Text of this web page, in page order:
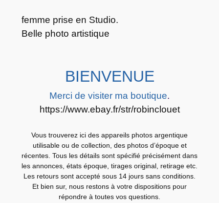
e
s
t
femme prise en Studio.
Belle photo artistique
BIENVENUE
Merci de visiter ma boutique.
https://www.ebay.fr/str/robinclouet
Vous trouverez ici des appareils photos argentique
utilisable ou de collection, des photos d’époque et
récentes. Tous les détails sont spécifié précisément dans
les annonces, états époque, tirages original, retirage etc.
Les retours sont accepté sous 14 jours sans conditions.
Et bien sur, nous restons à votre dispositions pour
répondre à toutes vos questions.